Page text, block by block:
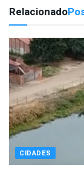
Relacionado
CIDADES